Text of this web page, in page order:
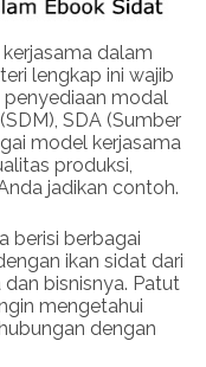
dalam
lengkap ini wajib
penyediaan modal
SDA (Sumber
model kerjasama
produksi,
jadikan contoh.
berisi berbagai
ikan sidat dari
bisnisnya. Patut
mengetahui
dengan